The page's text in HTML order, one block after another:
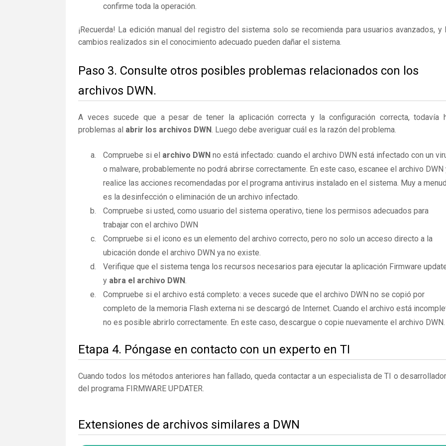
confirme toda la operación.
¡Recuerda! La edición manual del registro del sistema solo se recomienda para usuarios avanzados, y
cambios realizados sin el conocimiento adecuado pueden dañar el sistema.
Paso 3. Consulte otros posibles problemas relacionados con los
archivos DWN.
A veces sucede que a pesar de tener la aplicación correcta y la configuración correcta, todavía
problemas al abrir los archivos DWN. Luego debe averiguar cuál es la razón del problema.
Compruebe si el archivo DWN no está infectado: cuando el archivo DWN está infectado con un
o malware, probablemente no podrá abrirse correctamente. En este caso, escanee el archivo DWN
realice las acciones recomendadas por el programa antivirus instalado en el sistema. Muy a
es la desinfección o eliminación de un archivo infectado.
Compruebe si usted, como usuario del sistema operativo, tiene los permisos adecuados para
trabajar con el archivo DWN
Compruebe si el icono es un elemento del archivo correcto, pero no solo un acceso directo a la
ubicación donde el archivo DWN ya no existe.
Verifique que el sistema tenga los recursos necesarios para ejecutar la aplicación Firmware
y abra el archivo DWN.
Compruebe si el archivo está completo: a veces sucede que el archivo DWN no se copió por
completo de la memoria Flash externa ni se descargó de Internet. Cuando el archivo está
no es posible abrirlo correctamente. En este caso, descargue o copie nuevamente el archivo DWN.
Etapa 4. Póngase en contacto con un experto en TI
Cuando todos los métodos anteriores han fallado, queda contactar a un especialista de TI o
del programa FIRMWARE UPDATER.
Extensiones de archivos similares a DWN